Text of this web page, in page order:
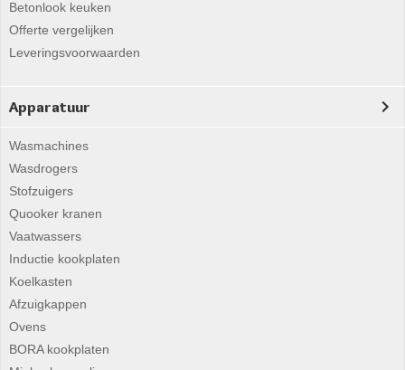
Betonlook keuken
Offerte vergelijken
Leveringsvoorwaarden
Apparatuur
Wasmachines
Wasdrogers
Stofzuigers
Quooker kranen
Vaatwassers
Inductie kookplaten
Koelkasten
Afzuigkappen
Ovens
BORA kookplaten